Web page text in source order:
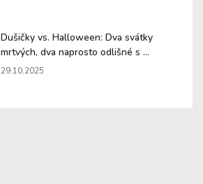
Dušičky vs. Halloween: Dva svátky
mrtvých, dva naprosto odlišné s ...
29.10.2025